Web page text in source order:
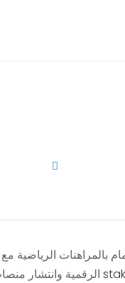
بالمراهنات الرياضية